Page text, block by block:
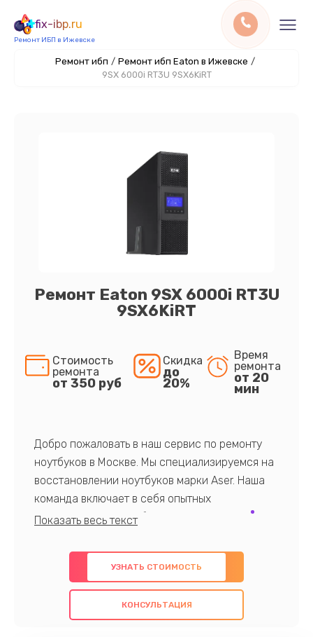
fix-ibp.ru
Ремонт ИБП в Ижевске
Ремонт ибп / Ремонт ибп Eaton в Ижевске /
9SX 6000i RT3U 9SX6KiRT
Ремонт Eaton 9SX 6000i RT3U
9SX6KiRT
Стоимость
ремонта
от 350 руб
Скидка
до
20%
Время
ремонта
от 20
мин
Добро пожаловать в наш сервис по ремонту
ноутбуков в Москве. Мы специализируемся на
восстановлении ноутбуков марки Aser. Наша
команда включает в себя опытных
профессионалов с обширными знаниями и
предлагаем быстрый и качественный ремонт с
использованием оригинальных компонентов, а
также гарантируем качество всех
проведенных работ. Наша цель - предоставить
УЗНАТЬ СТОИМОСТЬ
КОНСУЛЬТАЦИЯ